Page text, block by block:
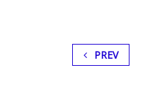
PREV